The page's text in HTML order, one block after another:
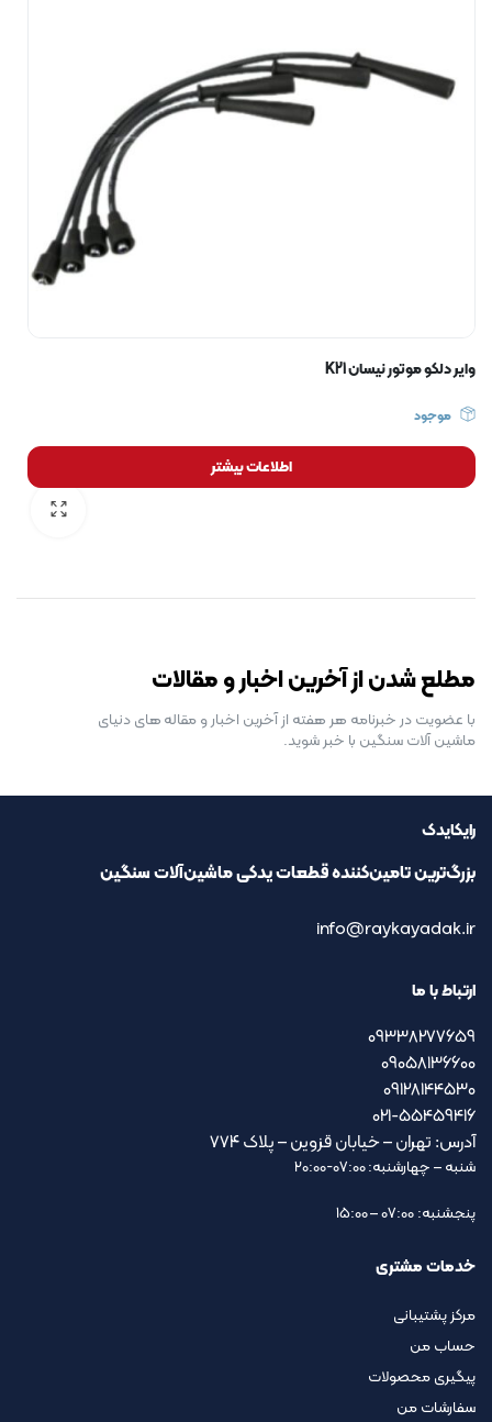
وایر دلکو موتور نیسان K21
موجود
اطلاعات بیشتر
مطلع شدن از آخرین اخبار و مقالات
با عضویت در خبرنامه هر هفته از آخرین اخبار و مقاله های دنیای
ماشین آلات سنگین با خبر شوید.
رایکایدک
بزرگ‌ترین تامین‌کننده قطعات یدکی ماشین‌آلات سنگین
info@raykayadak.ir
ارتباط با ما
09338277659
09058136600
09128144530
021-55459416
آدرس: تهران – خیابان قزوین – پلاک ۷۷۴
شنبه – چهارشنبه: 07:00-20:00
پنجشنبه: 07:00 – 15:00
خدمات مشتری
مرکز پشتیبانی
حساب من
پیگیری محصولات
سفارشات من